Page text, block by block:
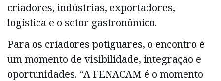
criadores, indústrias, exportadores,
logística e o setor gastronômico.
Para os criadores potiguares, o encontro é
um momento de visibilidade, integração e
oportunidades. “A FENACAM é o momento